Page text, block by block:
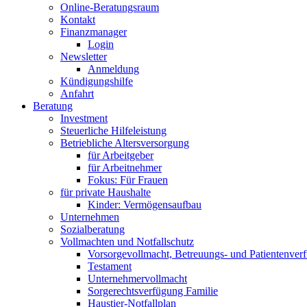
Online-Beratungsraum
Kontakt
Finanzmanager
Login
Newsletter
Anmeldung
Kündigungshilfe
Anfahrt
Beratung
Investment
Steuerliche Hilfeleistung
Betriebliche Altersversorgung
für Arbeitgeber
für Arbeitnehmer
Fokus: Für Frauen
für private Haushalte
Kinder: Vermögensaufbau
Unternehmen
Sozialberatung
Vollmachten und Notfallschutz
Vorsorgevollmacht, Betreuungs- und
Testament
Unternehmer­vollmacht
Sorgerechtsverfügung Familie
Haustier-Notfallplan